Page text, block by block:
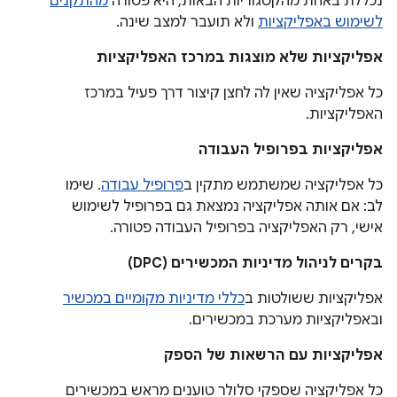
לשימוש באפליקציות ולא תועבר למצב שינה.
אפליקציות שלא מוצגות במרכז האפליקציות
כל אפליקציה שאין לה לחצן קיצור דרך פעיל במרכז
האפליקציות.
אפליקציות בפרופיל העבודה
כל אפליקציה שמשתמש מתקין בפרופיל עבודה. שימו
לב: אם אותה אפליקציה נמצאת גם בפרופיל לשימוש
אישי, רק האפליקציה בפרופיל העבודה פטורה.
בקרים לניהול מדיניות המכשירים (DPC)
אפליקציות ששולטות בכללי מדיניות מקומיים במכשיר
ובאפליקציות מערכת במכשירים.
אפליקציות עם הרשאות של הספק
כל אפליקציה שספקי סלולר טוענים מראש במכשירים